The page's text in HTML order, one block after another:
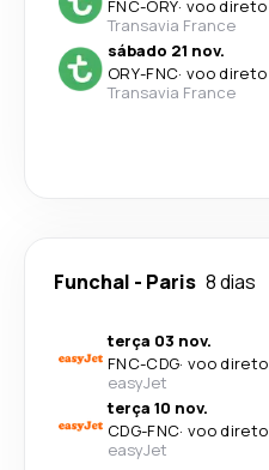
FNC-ORY· voo direto
Transavia France
sábado 21 nov.
ORY-FNC· voo direto
Transavia France
Funchal - Paris 8 dias
terça 03 nov.
FNC-CDG· voo direto
easyJet
terça 10 nov.
CDG-FNC· voo direto
easyJet